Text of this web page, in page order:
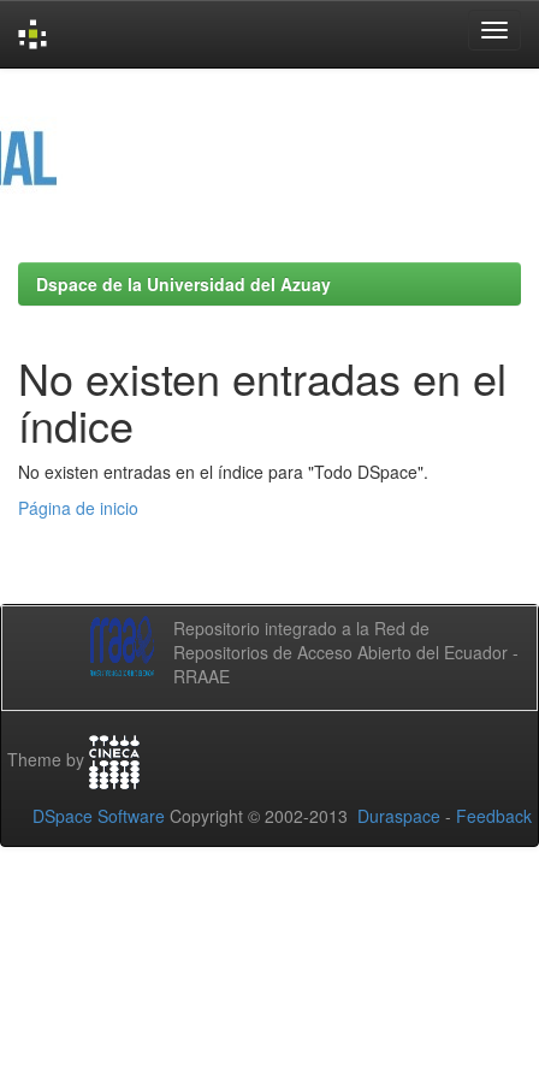
Dspace de la Universidad del Azuay
No existen entradas en el
índice
No existen entradas en el índice para "Todo DSpace".
Página de inicio
Repositorio integrado a la Red de
Repositorios de Acceso Abierto del Ecuador -
RRAAE
Theme by
DSpace Software Copyright © 2002-2013 Duraspace - Feedback